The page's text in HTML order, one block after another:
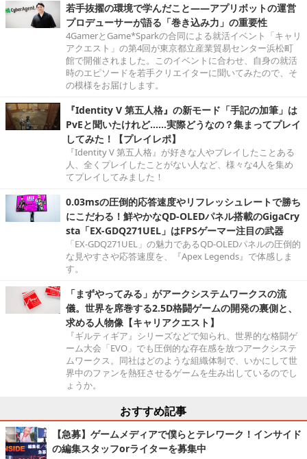
若手抜擢の環境で学んだこと――アプリボットの運営
プロデューサーが語る「巻き込み力」の重要性
4GamerとGame*Sparkの合同による就活イベント「キャリ
アクエスト」の第4回が東京都立産業貿易センター浜松町
館で開催されました。このイベントに合わせ、自身の就活
時のエピソードを若手クリエイターに聞いてみたので、そ
の模様をお届けします。
『Identity V 第五人格』の新モード「手記の加筆」は
PvEと聞いたけれど……実際どうなの？集まってプレイ
してみた！【プレイレポ】
『Identity V 第五人格』が好きな人やプレイしたことある
人、全くプレイしたことがない人など、様々な4人を集め
てプレイしてみました！
0.03msの圧倒的応答速度やリフレッシュレートで勝ち
にこだわる！鮮やかなQD-OLEDパネル搭載のGigaCry
sta「EX-GDQ271UEL」はFPSゲーマー注目の武器
「EX-GDQ271UEL」の魅力であるQD-OLEDパネルの圧倒的
な見やすさや応答速度を、『Apex Legends』で体感しま
す。
「まずやってみる」がアークシステムワークスの流
儀。世界を席巻する2.5D格闘ゲームの開発の裏側と、
求める人物像【キャリアクエスト】
『ギルティギア』シリーズなどで知られ、世界的な格闘ゲ
ーム大会「EVO」でも圧倒的な存在感を放つアークシステ
ムワークス。同社はどのような組織体制で、いかにして世
界中のファンを熱狂させるゲームを生み出しているのでし
ょうか。
おすすめ記事
【急募】ゲームメディアで僕らとテレワーク！インサイド
の編集スタッフorライターを募集中